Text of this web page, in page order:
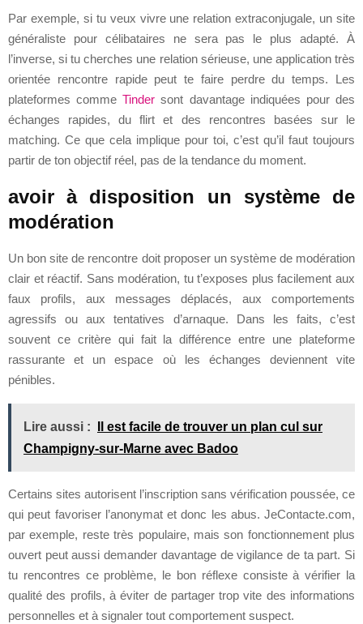
Par exemple, si tu veux vivre une relation extraconjugale, un site
généraliste pour célibataires ne sera pas le plus adapté. À
l’inverse, si tu cherches une relation sérieuse, une application très
orientée rencontre rapide peut te faire perdre du temps. Les
plateformes commeTinder sont davantage indiquées pour des
échanges rapides, du flirt et des rencontres basées sur le
matching. Ce que cela implique pour toi, c’est qu’il faut toujours
partir de ton objectif réel, pas de la tendance du moment.
avoir à disposition un système de
modération
Un bon site de rencontre doit proposer un système de modération
clair et réactif. Sans modération, tu t’exposes plus facilement aux
faux profils, aux messages déplacés, aux comportements
agressifs ou aux tentatives d’arnaque. Dans les faits, c’est
souvent ce critère qui fait la différence entre une plateforme
rassurante et un espace où les échanges deviennent vite
pénibles.
Lire aussi :
Il est facile de trouver un plan cul sur
Champigny-sur-Marne avec Badoo
Certains sites autorisent l’inscription sans vérification poussée, ce
qui peut favoriser l’anonymat et donc les abus. JeContacte.com,
par exemple, reste très populaire, mais son fonctionnement plus
ouvert peut aussi demander davantage de vigilance de ta part. Si
tu rencontres ce problème, le bon réflexe consiste à vérifier la
qualité des profils, à éviter de partager trop vite des informations
personnelles et à signaler tout comportement suspect.